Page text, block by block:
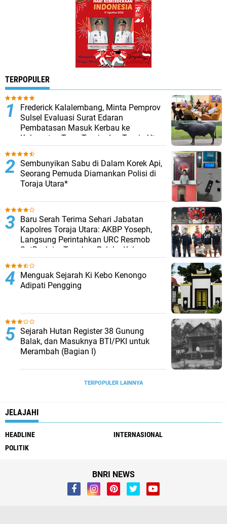
TERPOPULER
Frederick Kalalembang, Minta Pemprov
Sulsel Evaluasi Surat Edaran
Pembatasan Masuk Kerbau ke
Kabupaten Tana Toraja dan Toraja Utara
Sembunyikan Sabu di Dalam Korek Api,
Seorang Pemuda Diamankan Polisi di
Toraja Utara*
Baru Serah Terima Sehari Jabatan
Kapolres Toraja Utara: AKBP Yoseph,
Langsung Perintahkan URC Resmob
SatReskrim Tangkap Pelaku Kekerasan
Seksual Anak Di Bawah Umur
Menguak Sejarah Ki Kebo Kenongo
Adipati Pengging
Sejarah Hutan Register 38 Gunung
Balak, dan Masuknya BTI/PKI untuk
Merambah (Bagian I)
TERPOPULER LAINNYA
JELAJAHI
HEADLINE
INTERNASIONAL
POLITIK
BNRI NEWS